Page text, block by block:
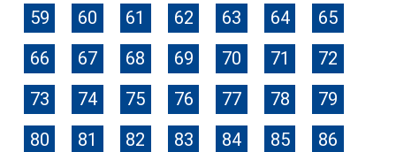
59
60 61 62 63 64
65
66
67 68 69 70 71
72
73
74 75 76 77 78
79
80
81 82 83 84 85
86